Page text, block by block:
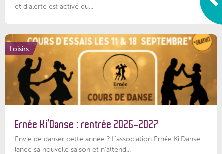
et d’alerte est activé du...
Loisirs
Ernée Ki’Danse : rentrée 2026-2027
Envie de danser cette année ? L'association Ernée Ki'Danse
lance sa nouvelle saison et n'attend...